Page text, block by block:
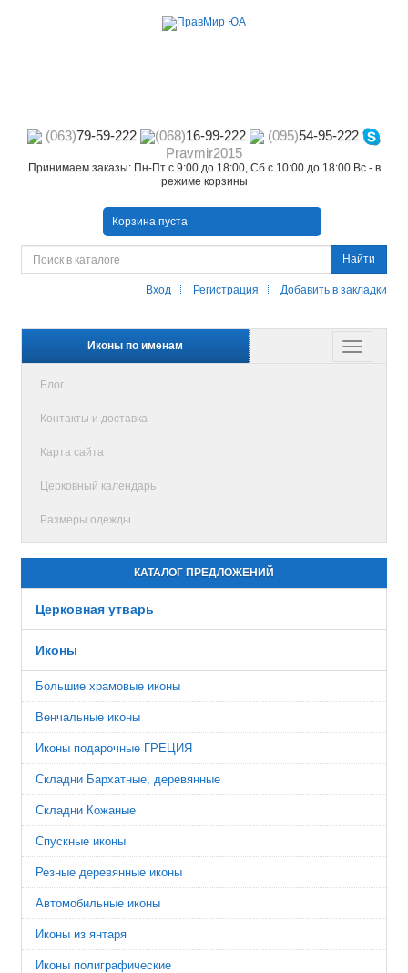
(063)79-59-222 (068)16-99-222 (095)54-95-222
Pravmir2015
Принимаем заказы: Пн-Пт с 9:00 до 18:00, Сб с 10:00 до 18:00 Вс - в
режиме корзины
Корзина пуста
Найти
Вход Регистрация Добавить в закладки
Иконы по именам
Блог
Контакты и доставка
Карта сайта
Церковный календарь
Размеры одежды
КАТАЛОГ ПРЕДЛОЖЕНИЙ
Церковная утварь
Иконы
Большие храмовые иконы
Венчальные иконы
Иконы подарочные ГРЕЦИЯ
Складни Бархатные, деревянные
Складни Кожаные
Спускные иконы
Резные деревянные иконы
Автомобильные иконы
Иконы из янтаря
Иконы полиграфические